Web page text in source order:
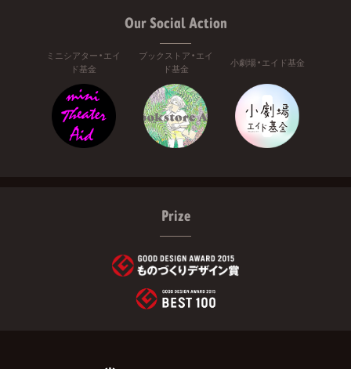
Our Social Action
ミニシアター・エイ
ド基金
ブックストア・エイ
ド基金
小劇場・エイド基金
Prize